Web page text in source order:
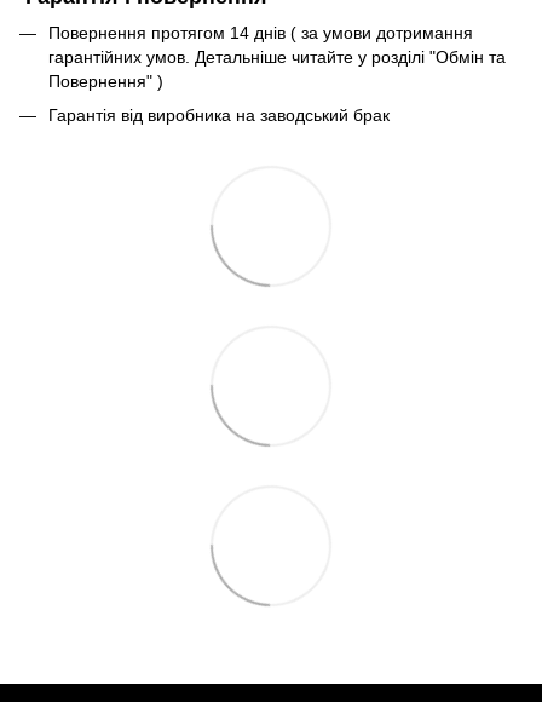
Повернення протягом 14 днів ( за умови дотримання
гарантійних умов. Детальніше читайте у розділі "Обмін та
Повернення" )
Гарантія від виробника на заводський брак